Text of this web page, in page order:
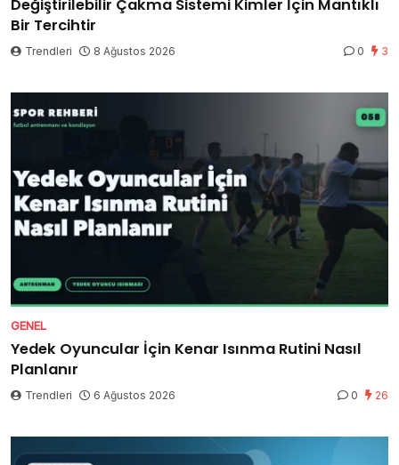
Değiştirilebilir Çakma Sistemi Kimler İçin Mantıklı
Bir Tercihtir
Trendleri 8 Ağustos 2026 0 3
GENEL
Yedek Oyuncular İçin Kenar Isınma Rutini Nasıl
Planlanır
Trendleri 6 Ağustos 2026 0 26